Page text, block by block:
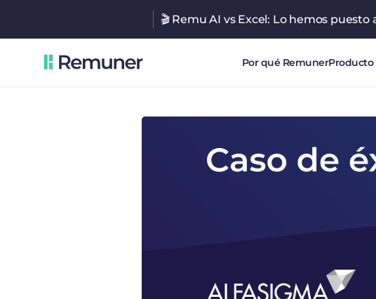
🎬 Remu AI vs Excel: Lo hemos puesto
Por qué RemunerProducto